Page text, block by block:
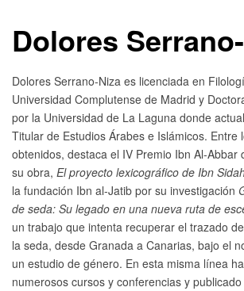
Dolores
Dolores Serrano-Niza es licenciada en
Universidad Complutense de Madrid y
por la Universidad de La Laguna donde
Titular de Estudios Árabes e Islámicos. Entre
obtenidos, destaca el IV Premio Ibn Al-Abbar
su obra, El proyecto lexicográfico de Ibn
la fundación Ibn al-Jatib por su investigación
de seda: Su legado en una nueva ruta de
un trabajo que intenta recuperar el trazado
la seda, desde Granada a Canarias, bajo el
un estudio de género. En esta misma línea
numerosos cursos y conferencias y